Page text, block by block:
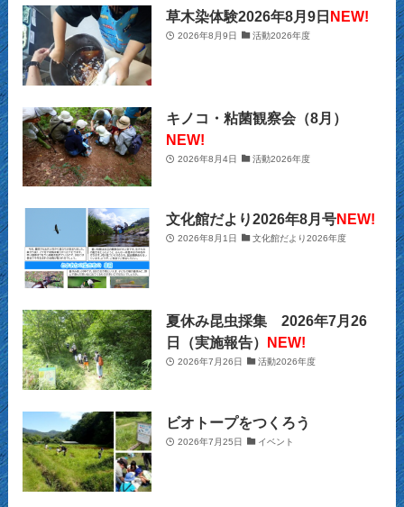
(27)
(20)
(29)
(26)
(22)
(16)
(2)
(13)
(9)
(9)
(12)
(13)
(63)
(10)
(2)
(18)
(14)
(15)
(21)
(22)
(32)
(39)
(39)
(24)
(153)
(36)
草木染体験2026年8月9日NEW!
2026年8月9日 活動2026年度
キノコ・粘菌観察会（8月）
NEW!
2026年8月4日 活動2026年度
文化館だより2026年8月号NEW!
2026年8月1日 文化館だより2026年度
夏休み昆虫採集 2026年7月26
日（実施報告） NEW!
2026年7月26日 活動2026年度
ビオトープをつくろう
2026年7月25日 イベント